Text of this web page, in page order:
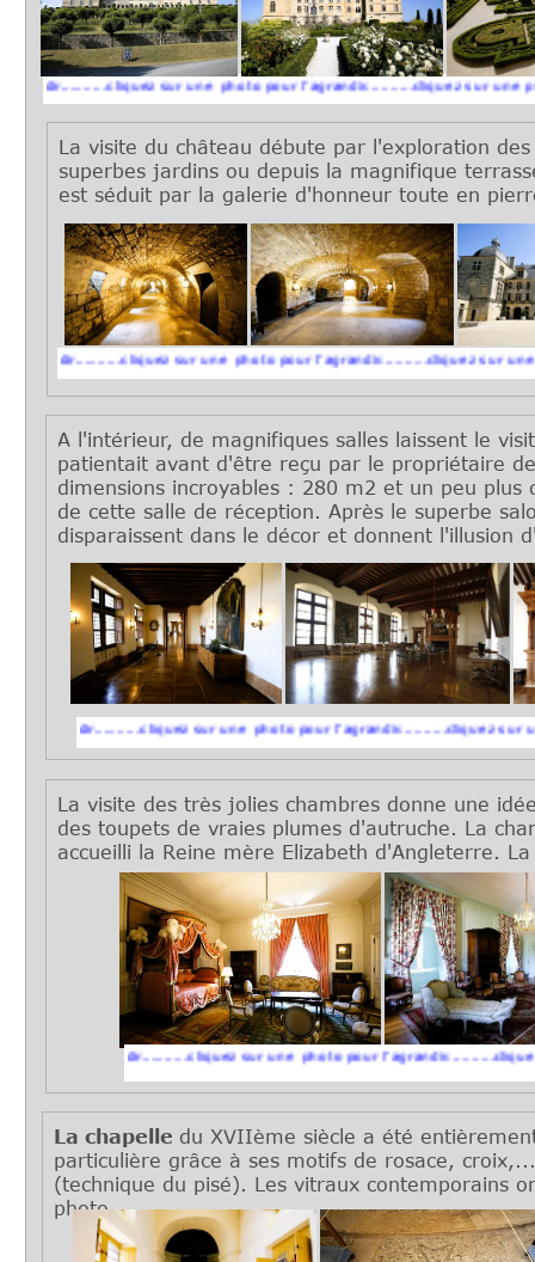
sur une photo pour l'agrandir..........cliquez sur une photo
La visite du château débute par l'exploration
superbes jardins ou depuis la magnifique
est séduit par la galerie d'honneur toute en
sur une photo pour l'agrandir..........cliquez sur une photo
A l'intérieur, de magnifiques salles laissent le
patientait avant d'être reçu par le propriétaire
dimensions incroyables : 280 m2 et un peu
de cette salle de réception. Après le superbe
disparaissent dans le décor et donnent
sur une photo pour l'agrandir..........cliquez sur une
La visite des très jolies chambres donne une
des toupets de vraies plumes d'autruche. La
accueilli la Reine mère Elizabeth d'Angleterre.
l'agrandir..........cliquez sur une photo pour l'agrandir..........cliquez sur
La chapelle du XVIIème siècle a été
particulière grâce à ses motifs de rosace,
(technique du pisé). Les vitraux contemporains
photo.